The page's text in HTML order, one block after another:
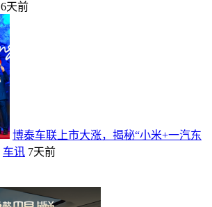
6天前
博泰车联上市大涨，揭秘“小米+一汽东
车讯 7天前